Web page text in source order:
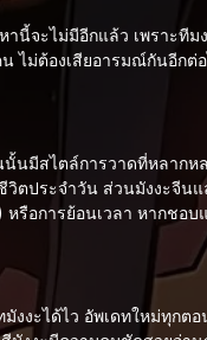
จะไม่มีอีกแล้ว เพราะที
ม่ต้องเสียอารมณ์กันอีกต่
สไตล์การวาดที่หลากหล
ตประจำวัน ส่วนมังงะจีน
อการย้อนเวลา หากชอบ
งะได้ไว อัพเดทใหม่ทุก